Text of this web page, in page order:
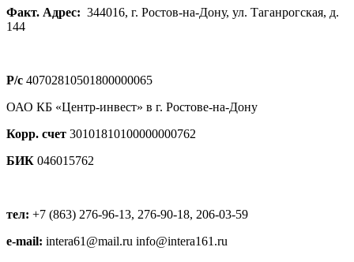
Факт. Адрес: 344016, г. Ростов-на-Дону, ул. Таганрогская, д.
144
Р/с 40702810501800000065
ОАО КБ «Центр-инвест» в г. Ростове-на-Дону
Корр. счет 30101810100000000762
БИК 046015762
тел: +7 (863) 276-96-13, 276-90-18, 206-03-59
e-mail: intera61@mail.ru info@intera161.ru